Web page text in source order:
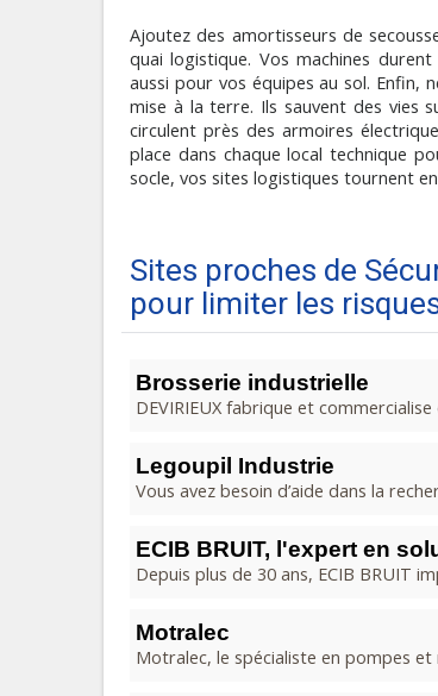
Ajoutez des amortisseurs de
quai logistique. Vos machines
aussi pour vos équipes au sol. Enfin,
mise à la terre. Ils sauvent des vies
circulent près des armoires
place dans chaque local technique
socle, vos sites logistiques tournent
Sites proches de
pour limiter les
Brosserie industrielle
DEVIRIEUX fabrique et
Legoupil Industrie
Vous avez besoin d’aide dans la
ECIB BRUIT, l'expert en
Depuis plus de 30 ans, ECIB BRUIT
Motralec
Motralec, le spécialiste en pompes